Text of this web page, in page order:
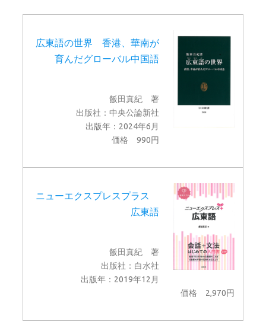
広東語の世界 香港、華南が
育んだグローバル中国語
飯田真紀 著
出版社：中央公論新社
出版年：2024年6月
価格 990円
ニューエクスプレスプラス
広東語
飯田真紀 著
出版社：白水社
出版年：2019年12月
価格 2,970円